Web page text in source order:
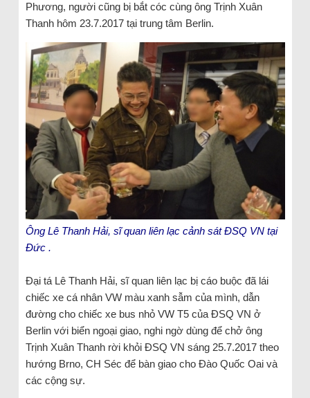
Phương, người cũng bị bắt cóc cùng ông Trịnh Xuân
Thanh hôm 23.7.2017 tại trung tâm Berlin.
Ông Lê Thanh Hải, sĩ quan liên lạc cảnh sát ĐSQ VN tại
Đức .
Đại tá Lê Thanh Hải, sĩ quan liên lạc bị cáo buộc đã lái
chiếc xe cá nhân VW màu xanh sẫm của mình, dẫn
đường cho chiếc xe bus nhỏ VW T5 của ĐSQ VN ở
Berlin với biển ngoại giao, nghi ngờ dùng để chở ông
Trịnh Xuân Thanh rời khỏi ĐSQ VN sáng 25.7.2017 theo
hướng Brno, CH Séc để bàn giao cho Đào Quốc Oai và
các cộng sự.